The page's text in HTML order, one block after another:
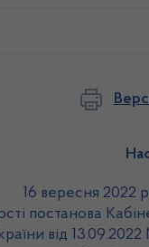
16 вересня 2022
постанова
від